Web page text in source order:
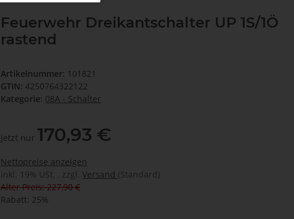
Feuerwehr Dreikantschalter UP 1S/1Ö
rastend
Artikelnummer: 101821
GTIN: 4250764322122
Kategorie: 08A - Schalter
jetzt nur 170,93 €
Nettopreise anzeigen
inkl. 19% USt. , zzgl. Versand (Standard)
Alter Preis: 227,90 €
Rabatt: 25%